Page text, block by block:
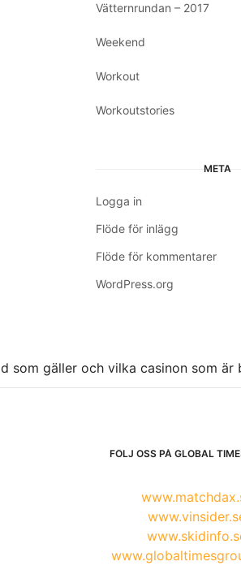
Vätternrundan – 2017
Weekend
Workout
Workoutstories
META
Logga in
Flöde för inlägg
Flöde för kommentarer
WordPress.org
gäller och vilka casinon som är
FÖLJ OSS PÅ GLOBAL